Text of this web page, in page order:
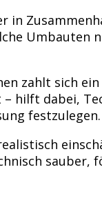
in
Umbauten
zahlt sich
hilft dabei,
festzulegen.